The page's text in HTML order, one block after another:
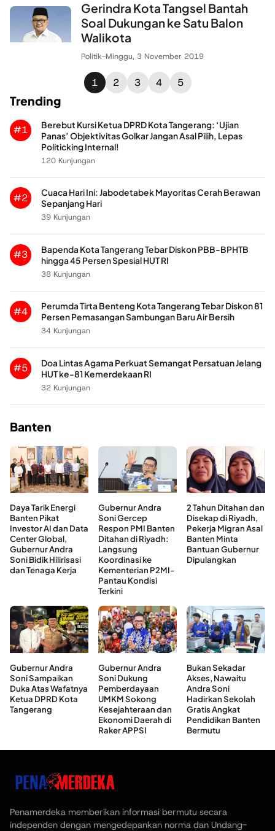
Gerindra Kota Tangsel Bantah
Soal Dukungan ke Satu Balon
Walikota
Politik-Minggu, 3 November 2019
1 2 3 4 5
Trending
#1
Berebut Kursi Ketua DPRD Kota Tangerang: ‘Ujian
Panas’ Objektivitas Golkar Jangan Asal Pilih, Lepas
Politicking Internal!
120 Kunjungan
#2
Cuaca Hari Ini: Jabodetabek Mayoritas Cerah Berawan
Sepanjang Hari
39 Kunjungan
#3
Bapenda Kota Tangerang Tebar Diskon PBB-BPHTB
hingga 45 Persen Spesial HUT RI
38 Kunjungan
#4
Perumda Tirta Benteng Kota Tangerang Tebar Diskon 81
Persen Pemasangan Sambungan Baru Air Bersih
34 Kunjungan
#5
Doa Lintas Agama Perkuat Semangat Persatuan Jelang
HUT ke-81 Kemerdekaan RI
32 Kunjungan
Banten
Daya Tarik Energi
Banten Pikat
Investor AI dan Data
Center Global,
Gubernur Andra
Soni Bidik Hilirisasi
dan Tenaga Kerja
Gubernur Andra
Soni Gercep
Respon PMI Banten
Ditahan di Riyadh:
Langsung
Koordinasi ke
Kementerian P2MI-
Pantau Kondisi
Terkini
2 Tahun Ditahan dan
Disekap di Riyadh,
Pekerja Migran Asal
Banten Minta
Bantuan Gubernur
Dipulangkan
Gubernur Andra
Soni Sampaikan
Duka Atas Wafatnya
Ketua DPRD Kota
Tangerang
Gubernur Andra
Soni Dukung
Pemberdayaan
UMKM Sokong
Kesejahteraan dan
Ekonomi Daerah di
Raker APPSI
Bukan Sekadar
Akses, Nawaitu
Andra Soni
Hadirkan Sekolah
Gratis Angkat
Pendidikan Banten
Bermutu
Penamerdeka memberikan informasi bermutu secara
independen dengan mengedepankan norma dan Undang-